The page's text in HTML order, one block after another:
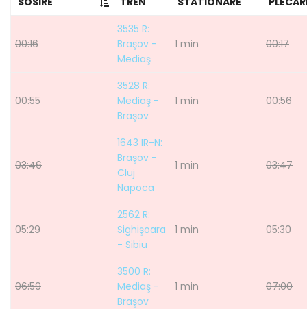
00:16
3535 R:
Braşov -
Mediaş
1 min 00:17
00:55
3528 R:
Mediaş -
Braşov
1 min 00:56
03:46
1643 IR-N:
Braşov -
Cluj
Napoca
1 min 03:47
05:29
2562 R:
Sighişoara
- Sibiu
1 min 05:30
06:59
3500 R:
Mediaş -
Braşov
1 min 07:00